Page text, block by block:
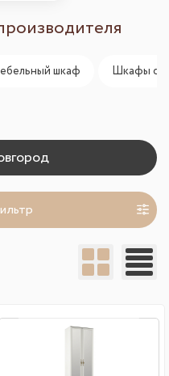
шкаф Шкафы со